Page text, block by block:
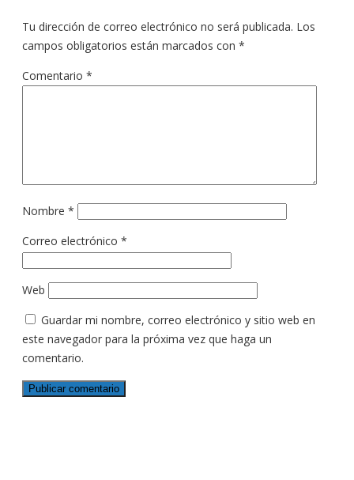
Tu dirección de correo electrónico no será publicada. Los
campos obligatorios están marcados con *
Comentario *
Nombre *
Correo electrónico *
Web
Guardar mi nombre, correo electrónico y sitio web en
este navegador para la próxima vez que haga un
comentario.